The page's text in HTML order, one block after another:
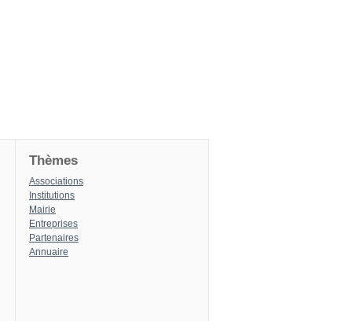
Thèmes
Associations
Institutions
Mairie
Entreprises
Partenaires
Annuaire